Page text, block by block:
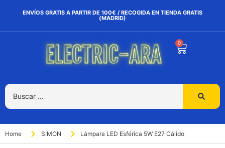
ENVÍOS GRATIS A PARTIR DE 100€ / RECOGIDA EN TIENDA GRATIS
(MADRID)
0
Home SIMON Lámpara LED Esférica 5W E27 Cálido